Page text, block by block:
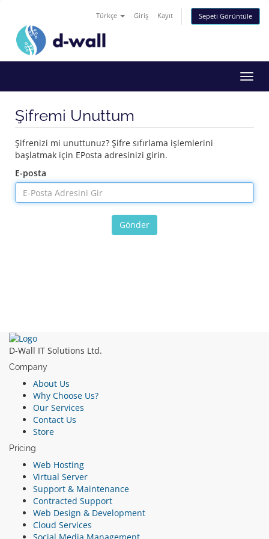
Türkçe Giriş Kayıt Sepeti Görüntüle
Şifremi Unuttum
Şifrenizi mi unuttunuz? Şifre sıfırlama işlemlerini
başlatmak için EPosta adresinizi girin.
E-posta
Gönder
D-Wall IT Solutions Ltd.
Company
About Us
Why Choose Us?
Our Services
Contact Us
Store
Pricing
Web Hosting
Virtual Server
Support & Maintenance
Contracted Support
Web Design & Development
Cloud Services